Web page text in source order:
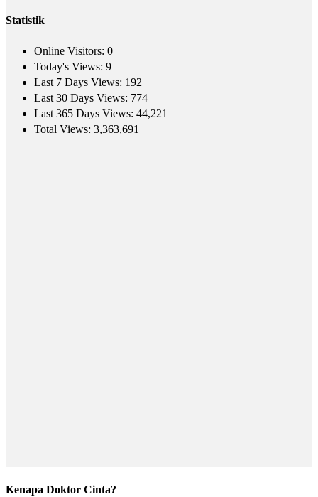
Statistik
Online Visitors: 0
Today's Views: 9
Last 7 Days Views: 192
Last 30 Days Views: 774
Last 365 Days Views: 44,221
Total Views: 3,363,691
Kenapa Doktor Cinta?